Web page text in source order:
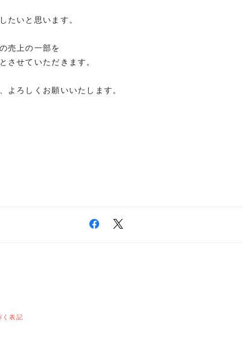
たいと思います。
売上の一部を
させていただきます。
よろしくお願いいたします。
く表記